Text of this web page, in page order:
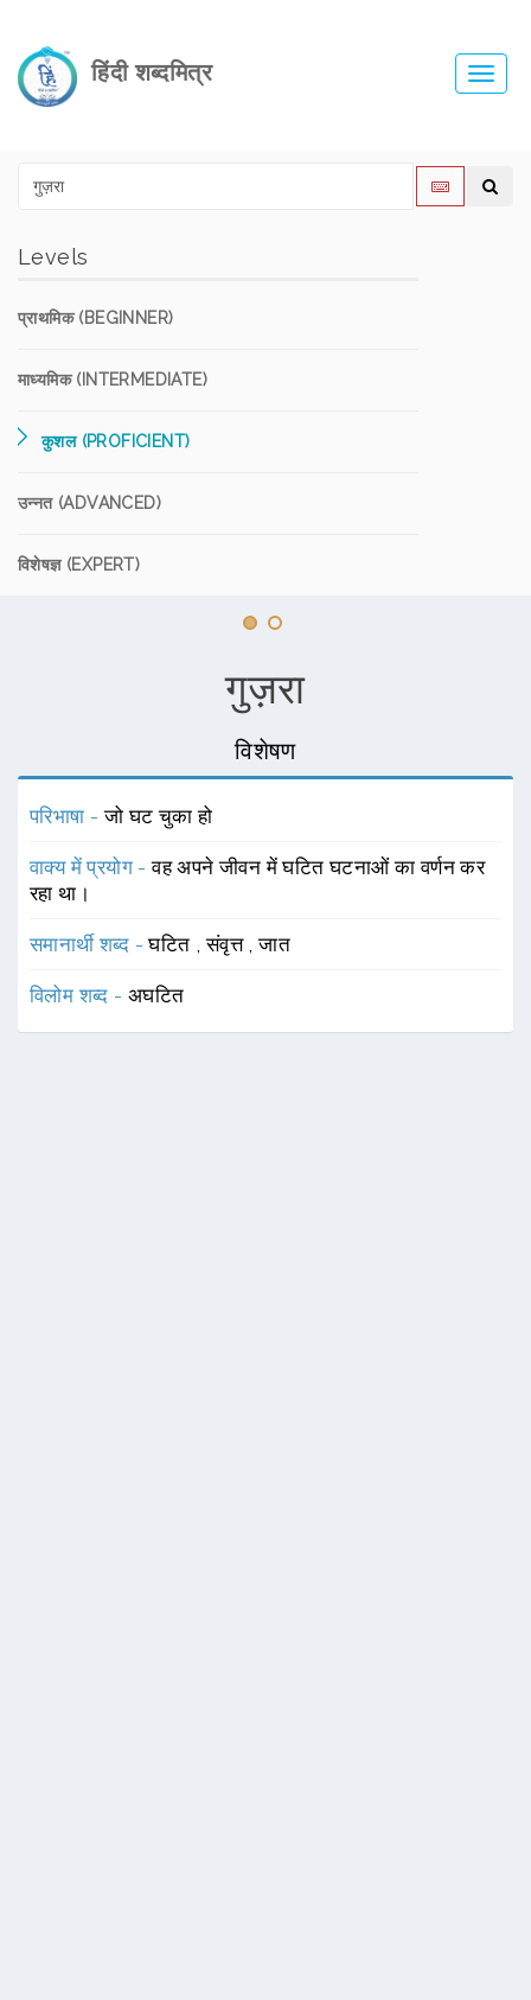
हिंदी शब्दमित्र
Levels
प्राथमिक (BEGINNER)
माध्यमिक (INTERMEDIATE)
कुशल (PROFICIENT)
उन्नत (ADVANCED)
विशेषज्ञ (EXPERT)
गुज़रा
विशेषण
परिभाषा -जो घट चुका हो
वाक्य में प्रयोग -वह अपने जीवन में घटित घटनाओं का वर्णन कर
रहा था।
समानार्थी शब्द -घटित ,संवृत्त ,जात
विलोम शब्द - अघटित